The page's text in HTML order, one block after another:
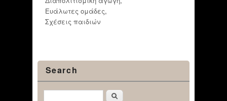
Ευάλωτες ομάδες,
Σχέσεις παιδιών
Search
Αναζήτηση